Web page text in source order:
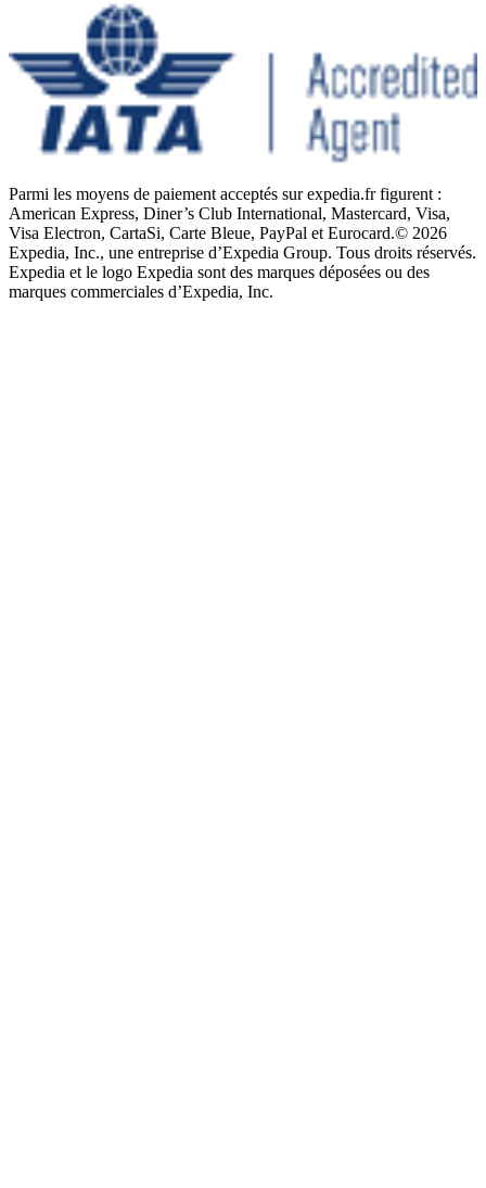
Parmi les moyens de paiement acceptés sur expedia.fr figurent :
American Express, Diner’s Club International, Mastercard, Visa,
Visa Electron, CartaSi, Carte Bleue, PayPal et Eurocard.© 2026
Expedia, Inc., une entreprise d’Expedia Group. Tous droits réservés.
Expedia et le logo Expedia sont des marques déposées ou des
marques commerciales d’Expedia, Inc.